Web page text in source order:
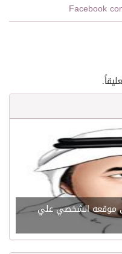
Facebook
موقعه الشخصي علي